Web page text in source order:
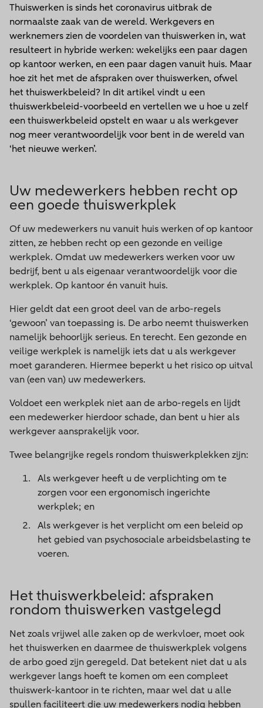
Thuiswerken is sinds het coronavirus uitbrak de
normaalste zaak van de wereld. Werkgevers en
werknemers zien de voordelen van thuiswerken in, wat
resulteert in hybride werken: wekelijks een paar dagen
op kantoor werken, en een paar dagen vanuit huis. Maar
hoe zit het met de afspraken over thuiswerken, ofwel
het thuiswerkbeleid? In dit artikel vindt u een
thuiswerkbeleid-voorbeeld en vertellen we u hoe u zelf
een thuiswerkbeleid opstelt en waar u als werkgever
nog meer verantwoordelijk voor bent in de wereld van
‘het nieuwe werken’.
Uw medewerkers hebben recht op
een goede thuiswerkplek
Of uw medewerkers nu vanuit huis werken of op kantoor
zitten, ze hebben recht op een gezonde en veilige
werkplek. Omdat uw medewerkers werken voor uw
bedrijf, bent u als eigenaar verantwoordelijk voor die
werkplek. Op kantoor én vanuit huis.
Hier geldt dat een groot deel van de arbo-regels
‘gewoon’ van toepassing is. De arbo neemt thuiswerken
namelijk behoorlijk serieus. En terecht. Een gezonde en
veilige werkplek is namelijk iets dat u als werkgever
moet garanderen. Hiermee beperkt u het risico op uitval
van (een van) uw medewerkers.
Voldoet een werkplek niet aan de arbo-regels en lijdt
een medewerker hierdoor schade, dan bent u hier als
werkgever aansprakelijk voor.
Twee belangrijke regels rondom thuiswerkplekken zijn:
Als werkgever heeft u de verplichting om te
zorgen voor een ergonomisch ingerichte
werkplek; en
Als werkgever is het verplicht om een beleid op
het gebied van psychosociale arbeidsbelasting te
voeren.
Het thuiswerkbeleid: afspraken
rondom thuiswerken vastgelegd
Net zoals vrijwel alle zaken op de werkvloer, moet ook
het thuiswerken en daarmee de thuiswerkplek volgens
de arbo goed zijn geregeld. Dat betekent niet dat u als
werkgever langs hoeft te komen om een compleet
thuiswerk-kantoor in te richten, maar wel dat u alle
spullen faciliteert die uw medewerkers nodig hebben